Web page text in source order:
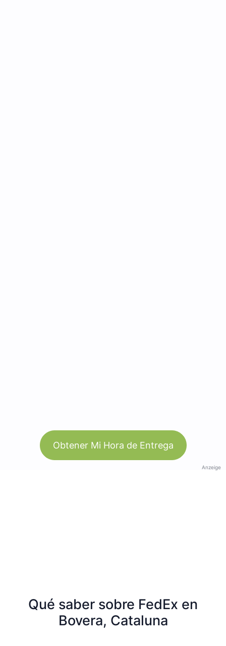
Obtener Mi Hora de Entrega
Anzeige
Qué saber sobre FedEx en
Bovera, Cataluna